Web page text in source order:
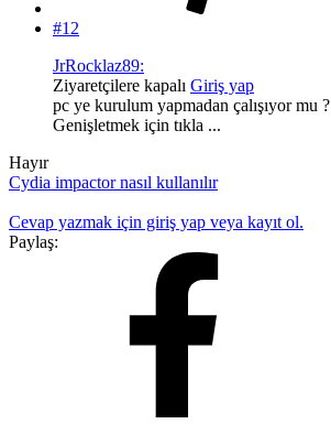
#12
JrRocklaz89:
Ziyaretçilere kapalı Giriş yap
pc ye kurulum yapmadan çalışıyor mu ?
Genişletmek için tıkla ...
Hayır
Cydia impactor nasıl kullanılır
Cevap yazmak için giriş yap veya kayıt ol.
Paylaş: